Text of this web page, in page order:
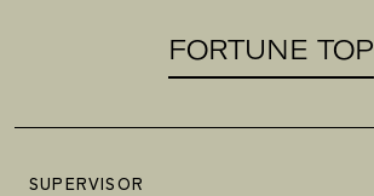
FORTUNE TOP
SUPERVISOR